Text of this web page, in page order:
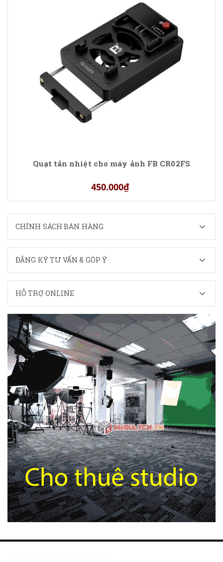
Quạt tản nhiệt cho máy ảnh FB CR02FS
450.000₫
CHÍNH SÁCH BÁN HÀNG
ĐĂNG KÝ TƯ VẤN & GÓP Ý
HỖ TRỢ ONLINE